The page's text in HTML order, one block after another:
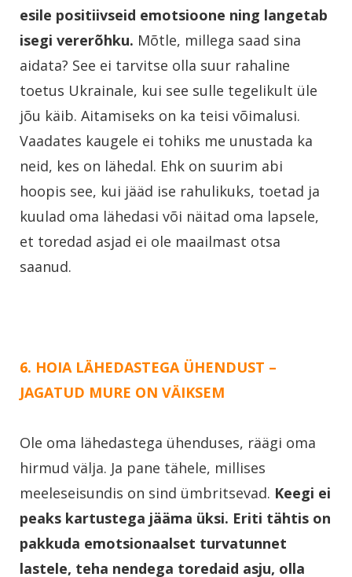
esile positiivseid emotsioone ning langetab
isegi vererõhku. Mõtle, millega saad sina
aidata? See ei tarvitse olla suur rahaline
toetus Ukrainale, kui see sulle tegelikult üle
jõu käib. Aitamiseks on ka teisi võimalusi.
Vaadates kaugele ei tohiks me unustada ka
neid, kes on lähedal. Ehk on suurim abi
hoopis see, kui jääd ise rahulikuks, toetad ja
kuulad oma lähedasi või näitad oma lapsele,
et toredad asjad ei ole maailmast otsa
saanud.
6. HOIA LÄHEDASTEGA ÜHENDUST –
JAGATUD MURE ON VÄIKSEM
Ole oma lähedastega ühenduses, räägi oma
hirmud välja. Ja pane tähele, millises
meeleseisundis on sind ümbritsevad. Keegi ei
peaks kartustega jääma üksi. Eriti tähtis on
pakkuda emotsionaalset turvatunnet
lastele, teha nendega toredaid asju, olla